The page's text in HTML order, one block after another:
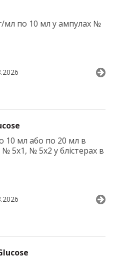
мл по 10 мл у ампулах №
10 мл або по 20 мл в
5х1, № 5х2 у блістерах в